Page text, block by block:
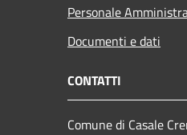
Personale
Documenti e dati
CONTATTI
Comune di Casale